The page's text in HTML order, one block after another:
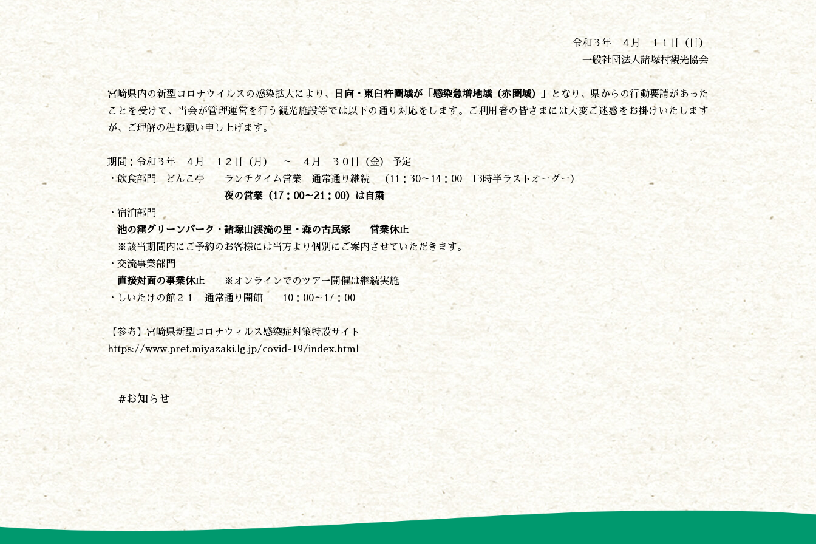
令和３年 ４月 １１日（日）
一般社団法人諸塚村観光協会
宮崎県内の新型コロナウイルスの感染拡大により、 日向・東臼杵圏域が「感染急増地域（赤圏域）」
となり、県からの行動要請があった
ことを受けて、当会が管理運営を行う観光施設等では以下の通り対応をします。ご利用者の皆さまには大変ご迷惑をお掛けいたします
が、ご理解の程お願い申し上げます。
期間：令和３年 ４月 １２日（月） ～ ４月 ３０日（金） 予定
・飲食部門 どんこ亭 ランチタイム営業 通常通り継続 （11：30～14：00 13時半ラストオーダー）
夜の営業（17：00～21：00）は自粛
・宿泊部門
池の窪グリーンパーク・諸塚山渓流の里・森の古民家 営業休止
※該当期間内にご予約のお客様には当方より個別にご案内させていただきます。
・交流事業部門
直接対面の事業休止
※オンラインでのツアー開催は継続実施
・しいたけの館２１ 通常通り開館 10：00～17：00
【参考】宮崎県新型コロナウィルス感染症対策特設サイト
https://www.pref.miyazaki.lg.jp/covid-19/index.html
#お知らせ
作る
観る
開花情報
紅葉情報
森の風の記憶
アクセス
お問い合わせ
諸塚村観光協会について
TEL: 0982-65-0178